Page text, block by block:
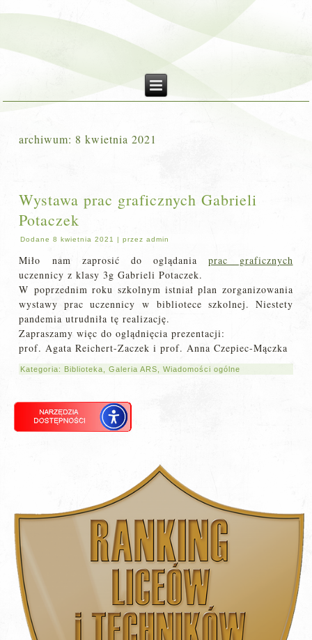
archiwum: 8 kwietnia 2021
Wystawa prac graficznych Gabrieli
Potaczek
Dodane 8 kwietnia 2021 |przez admin
Miło nam zaprosić do oglądaniaprac graficznych
uczennicy z klasy 3g Gabrieli Potaczek.
W poprzednim roku szkolnym istniał plan zorganizowania
wystawy prac uczennicy w bibliotece szkolnej. Niestety
pandemia utrudniła tę realizację.
Zapraszamy więc do oglądnięcia prezentacji:
prof. Agata Reichert-Zaczek i prof. Anna Czepiec-Mączka
Kategoria: Biblioteka ,Galeria ARS ,Wiadomości ogólne